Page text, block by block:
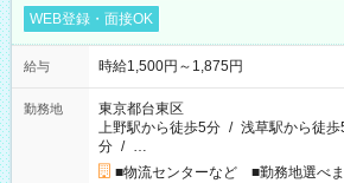
WEB登録・面接OK
給与 時給1,500円～1,875円
勤務地
東京都台東区
上野駅から徒歩5分 / 浅草駅から徒歩
分 / …
■物流センターなど ■勤務地選べ